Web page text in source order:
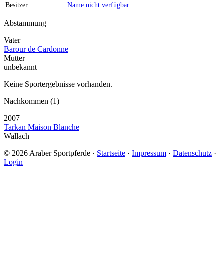
Besitzer
Name nicht verfügbar
Abstammung
Vater
Barour de Cardonne
Mutter
unbekannt
Keine Sportergebnisse vorhanden.
Nachkommen (1)
2007
Tarkan Maison Blanche
Wallach
© 2026 Araber Sportpferde · Startseite · Impressum · Datenschutz ·
Login